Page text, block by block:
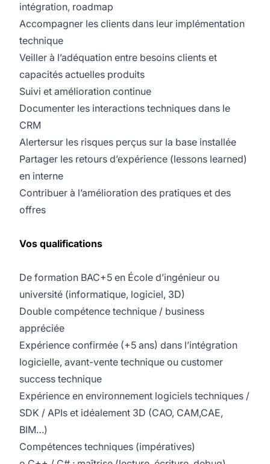
intégration, roadmap
Accompagner les clients dans leur implémentation
technique
Veiller à l’adéquation entre besoins clients et
capacités actuelles produits
Suivi et amélioration continue
Documenter les interactions techniques dans le
CRM
Alertersur les risques perçus sur la base installée
Partager les retours d’expérience (lessons learned)
en interne
Contribuer à l’amélioration des pratiques et des
offres
Vos qualifications
De formation BAC+5 en École d’ingénieur ou
université (informatique, logiciel, 3D)
Double compétence technique / business
appréciée
Expérience confirmée (+5 ans) dans l’intégration
logicielle, avant-vente technique ou customer
success technique
Expérience en environnement logiciels techniques /
SDK / APIs et idéalement 3D (CAO, CAM,CAE,
BIM…)
Compétences techniques (impératives)